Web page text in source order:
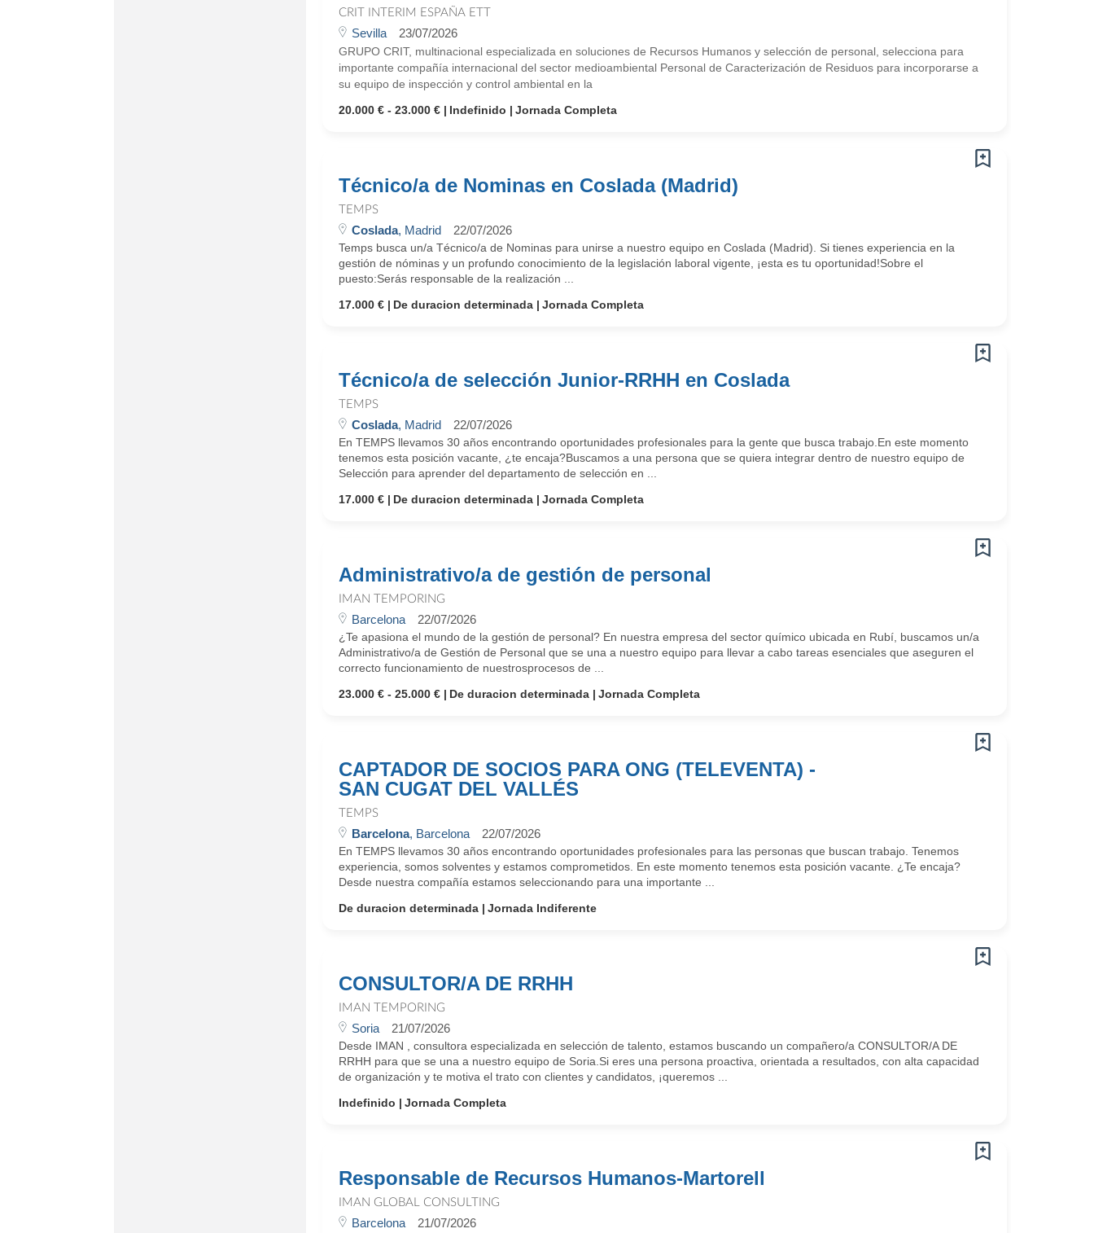
CRIT INTERIM ESPAÑA ETT
Sevilla 23/07/2026
GRUPO CRIT, multinacional especializada en soluciones de Recursos Humanos y selección de personal, selecciona para
importante compañía internacional del sector medioambiental Personal de Caracterización de Residuos para incorporarse a
su equipo de inspección y control ambiental en la
20.000 € - 23.000 €
Indefinido Jornada Completa
Técnico/a de Nominas en Coslada (Madrid)
TEMPS
Coslada, Madrid 22/07/2026
Temps busca un/a Técnico/a de Nominas para unirse a nuestro equipo en Coslada (Madrid). Si tienes experiencia en la
gestión de nóminas y un profundo conocimiento de la legislación laboral vigente, ¡esta es tu oportunidad!Sobre el
puesto:Serás responsable de la realización ...
17.000 €
De duracion determinada Jornada Completa
Técnico/a de selección Junior-RRHH en Coslada
TEMPS
Coslada, Madrid 22/07/2026
En TEMPS llevamos 30 años encontrando oportunidades profesionales para la gente que busca trabajo.En este momento
tenemos esta posición vacante, ¿te encaja?Buscamos a una persona que se quiera integrar dentro de nuestro equipo de
Selección para aprender del departamento de selección en ...
17.000 €
De duracion determinada Jornada Completa
Administrativo/a de gestión de personal
IMAN TEMPORING
Barcelona 22/07/2026
¿Te apasiona el mundo de la gestión de personal? En nuestra empresa del sector químico ubicada en Rubí, buscamos un/a
Administrativo/a de Gestión de Personal que se una a nuestro equipo para llevar a cabo tareas esenciales que aseguren el
correcto funcionamiento de nuestrosprocesos de ...
23.000 € - 25.000 €
De duracion determinada Jornada Completa
CAPTADOR DE SOCIOS PARA ONG (TELEVENTA) -
SAN CUGAT DEL VALLÉS
TEMPS
Barcelona, Barcelona 22/07/2026
En TEMPS llevamos 30 años encontrando oportunidades profesionales para las personas que buscan trabajo. Tenemos
experiencia, somos solventes y estamos comprometidos. En este momento tenemos esta posición vacante. ¿Te encaja?
Desde nuestra compañía estamos seleccionando para una importante ...
De duracion determinada
Jornada Indiferente
CONSULTOR/A DE RRHH
IMAN TEMPORING
Soria 21/07/2026
Desde IMAN , consultora especializada en selección de talento, estamos buscando un compañero/a CONSULTOR/A DE
RRHH para que se una a nuestro equipo de Soria.Si eres una persona proactiva, orientada a resultados, con alta capacidad
de organización y te motiva el trato con clientes y candidatos, ¡queremos ...
Indefinido
Jornada Completa
Responsable de Recursos Humanos-Martorell
IMAN GLOBAL CONSULTING
Barcelona 21/07/2026